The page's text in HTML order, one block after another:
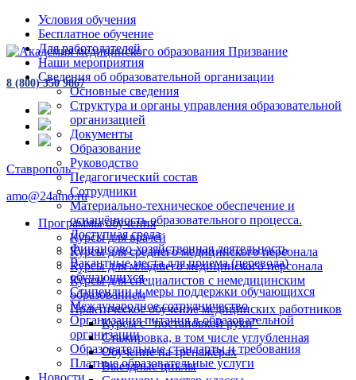
Условия обучения
Бесплатное обучение
Для работодателей
Наши мероприятия
Сведения об образовательной организации
Основные сведения
Структура и органы управления образовательной
организацией
Документы
Образование
Руководство
Педагогический состав
Сотрудники
Материально-техническое обеспечение и
оснащённость образовательного процесса.
Доступная среда
Финансово-хозяйственная деятельность
Вакантные места для приема (перевода)
обучающихся
Стипендии и меры поддержки обучающихся
Международное сотрудничество
Организация питания в образовательной
организации
Образовательные стандарты и требования
Платные образовательные услуги
Новости
8 (800) 350 9867
Ставрополь
amo@24amo.ru
Программы обучения
Курсы для врачей
Курсы для среднего медицинского персонала
Курсы для младшего медицинского персонала
Курсы для специалистов с немедицинским
образованием
Практическое обучение медицинских работников
Курсы с "постановкой руки"
Стажировка, в том числе углубленная
Обучение на тренажёрах
Выездные циклы